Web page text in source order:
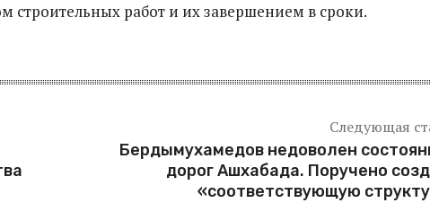
строительных работ и их завершением в сроки.
Следующая
Бердымухамедов недоволен
дорог Ашхабада. Поручено
«соответствующую